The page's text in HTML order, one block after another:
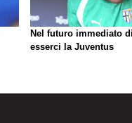
Nel futuro immediato
esserci la Juventus